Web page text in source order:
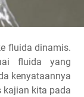
fluida dinamis.
fluida yang
kenyataannya
kita pada